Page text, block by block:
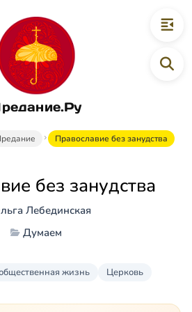
Православие без занудства
без занудства
Лебединская
Думаем
жизнь Церковь